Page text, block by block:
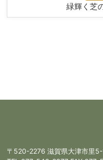
緑輝く芝
〒520-2276 滋賀県大津市里